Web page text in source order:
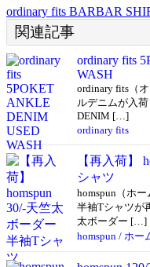
ordinary fits BARBAR
関連記事
ordinary fits
WASH
ordinary fits（
ルデニムが入
DENIM […]
ordinary fits
【再入荷】
シャツ
homspun（ホ
半袖Tシャツが
太ボーダー […]
homspun / ホー